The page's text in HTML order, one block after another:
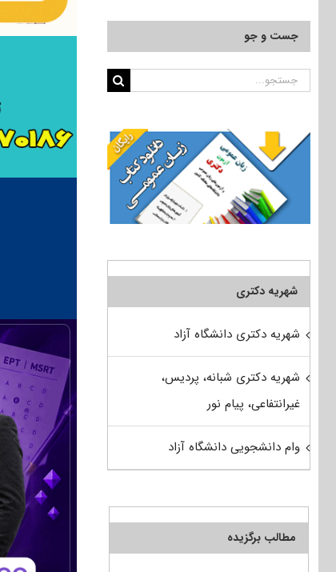
جست و جو
جستجو
شهریه دکتری
شهریه دکتری دانشگاه آزاد
شهریه دکتری شبانه، پردیس،
غیرانتفاعی، پیام نور
وام دانشجویی دانشگاه آزاد
مطالب برگزیده